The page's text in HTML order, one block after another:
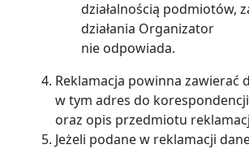
działalnością podmiotów,
działania Organizator
nie odpowiada.
Reklamacja powinna zawierać
w tym adres do
oraz opis przedmiotu
Jeżeli podane w reklamacji